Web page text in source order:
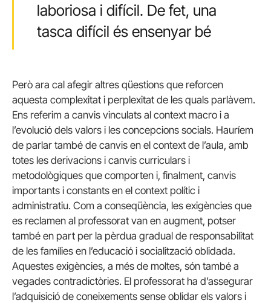
laboriosa i difícil. De fet, una
tasca difícil és ensenyar bé
Però ara cal afegir altres qüestions que reforcen
aquesta complexitat i perplexitat de les quals parlàvem.
Ens referim a canvis vinculats al context macro i a
l’evolució dels valors i les concepcions socials. Hauríem
de parlar també de canvis en el context de l’aula, amb
totes les derivacions i canvis curriculars i
metodològiques que comporten i, finalment, canvis
importants i constants en el context polític i
administratiu. Com a conseqüència, les exigències que
es reclamen al professorat van en augment, potser
també en part per la pèrdua gradual de responsabilitat
de les famílies en l’educació i socialització oblidada.
Aquestes exigències, a més de moltes, són també a
vegades contradictòries. El professorat ha d’assegurar
l’adquisició de coneixements sense oblidar els valors i